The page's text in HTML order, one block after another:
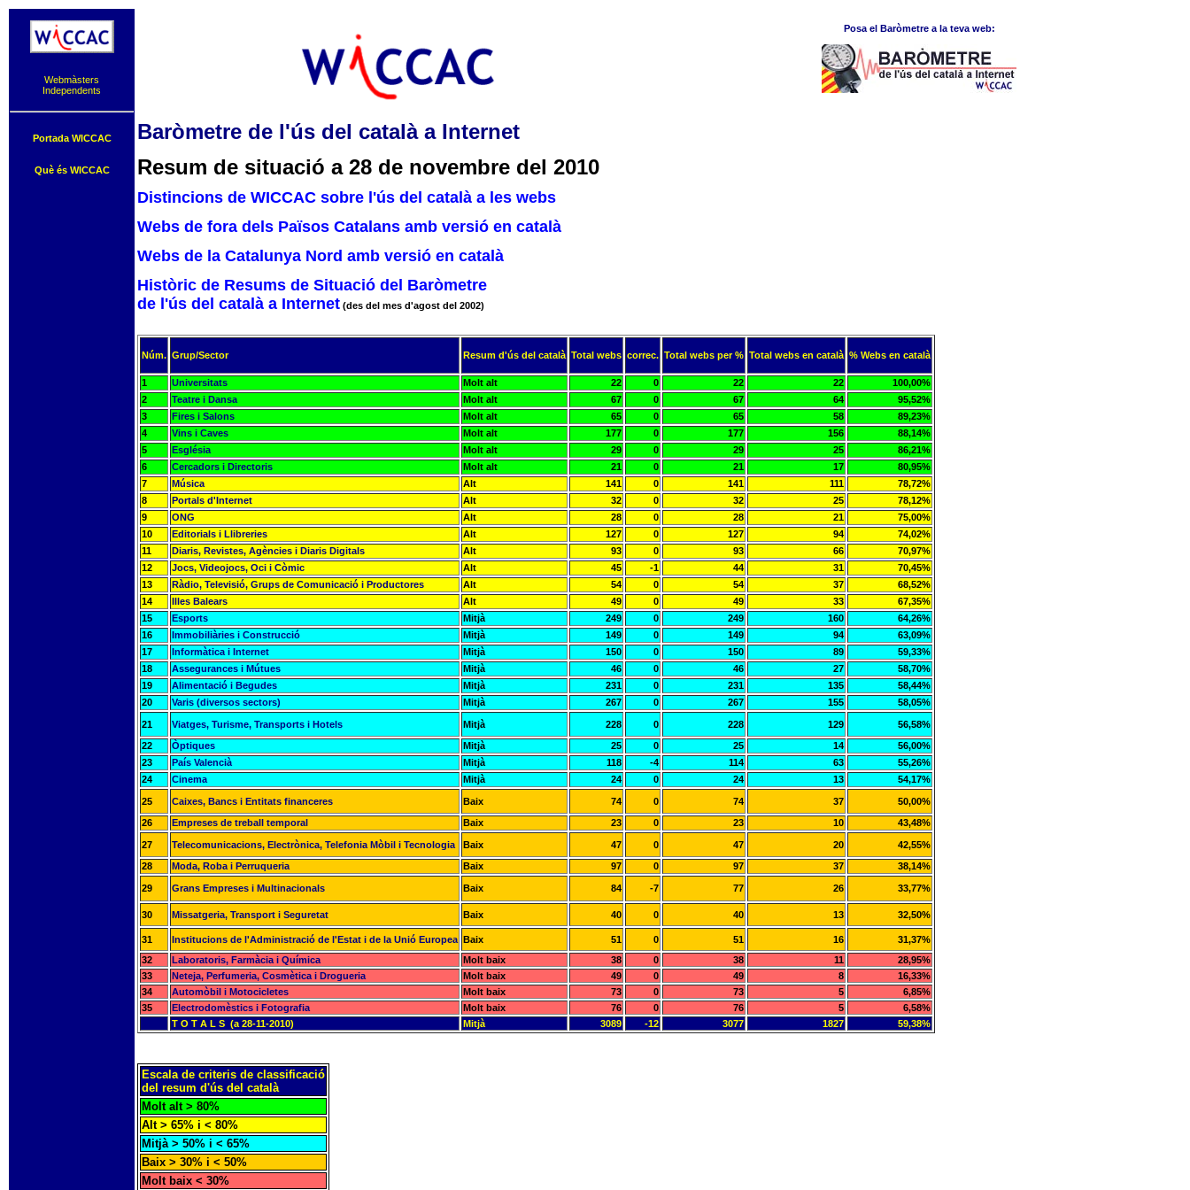
Webmàsters
Independents
Portada WICCAC
Què és WICCAC
Posa el Baròmetre a la teva web:
Baròmetre de l'ús del català a Internet
Resum de situació a 28 de novembre del 2010
Distincions de WICCAC sobre l'ús del català a les webs
Webs de fora dels Països Catalans amb versió en català
Webs de la Catalunya Nord amb versió en català
Històric de Resums de Situació del Baròmetre
de l'ús del català a Internet (des del mes d'agost del 2002)
Núm. Grup/Sector Resum d'ús del català Total webs correc. Total webs per % Total webs en català % Webs en català
1 Universitats Molt alt 22 0 22 22
100,00%
2
Teatre i Dansa Molt alt 67 0 67 64
95,52%
3
Fires i Salons Molt alt 65 0 65 58
89,23%
4
Vins i Caves Molt alt 177 0 177 156
88,14%
5
Església Molt alt 29 0 29 25
86,21%
6
Cercadors i Directoris Molt alt 21 0 21 17
80,95%
7
Música Alt 141 0 141 111
78,72%
8
Portals d'Internet Alt 32 0 32 25
78,12%
9
ONG Alt 28 0 28 21
75,00%
10
Editorials i Llibreries Alt 127 0 127 94
74,02%
11
Diaris, Revistes, Agències i Diaris Digitals Alt 93 0 93 66
70,97%
12
Jocs, Videojocs, Oci i Còmic Alt 45 -1 44 31
70,45%
13
Ràdio, Televisió, Grups de Comunicació i Productores Alt 54 0 54 37
68,52%
14
Illes Balears Alt 49 0 49 33
67,35%
15
Esports Mitjà 249 0 249 160
64,26%
16
Immobiliàries i Construcció Mitjà 149 0 149 94
63,09%
17
Informàtica i Internet Mitjà 150 0 150 89
59,33%
18
Assegurances i Mútues Mitjà 46 0 46 27
58,70%
19
Alimentació i Begudes Mitjà 231 0 231 135
58,44%
20
Varis (diversos sectors) Mitjà 267 0 267 155 58,05%
21 Viatges, Turisme, Transports i Hotels Mitjà 228 0 228 129
56,58%
22
Òptiques Mitjà 25 0 25 14
56,00%
23
País Valencià Mitjà 118 -4 114 63
55,26%
24
Cinema Mitjà 24 0 24 13 54,17%
25 Caixes, Bancs i Entitats financeres Baix 74 0 74 37
50,00%
26
Empreses de treball temporal Baix 23 0 23 10 43,48%
27 Telecomunicacions, Electrònica, Telefonia Mòbil i Tecnologia Baix 47 0 47 20
42,55%
28
Moda, Roba i Perruqueria Baix 97 0 97 37 38,14%
29 Grans Empreses i Multinacionals Baix 84 -7 77 26 33,77%
30 Missatgeria, Transport i Seguretat Baix 40 0 40 13 32,50%
31 Institucions de l'Administració de l'Estat i de la Unió Europea Baix 51 0 51 16
31,37%
32
Laboratoris, Farmàcia i Química Molt baix 38 0 38 11
28,95%
33
Neteja, Perfumeria, Cosmètica i Drogueria Molt baix 49 0 49 8
16,33%
34
Automòbil i Motocicletes Molt baix 73 0 73 5
6,85%
35
Electrodomèstics i Fotografia Molt baix 76 0 76 5
6,58%
T O T A L S (a 28-11-2010)
Mitjà 3089 -12 3077 1827 59,38%
Escala de criteris de classificació
del resum d'ús del català
Molt alt > 80%
Alt > 65% i < 80%
Mitjà > 50% i < 65%
Baix > 30% i < 50%
Molt baix < 30%